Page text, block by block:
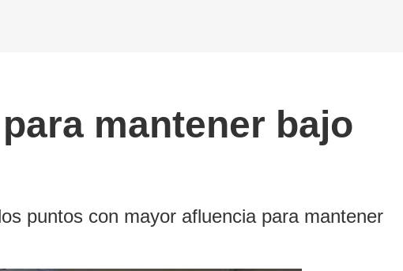
mantener bajo
puntos con mayor afluencia para mantener